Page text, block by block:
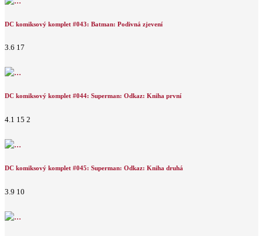
DC komiksový komplet #043: Batman: Podivná zjevení
3.6 17
DC komiksový komplet #044: Superman: Odkaz: Kniha první
4.1 15 2
DC komiksový komplet #045: Superman: Odkaz: Kniha druhá
3.9 10